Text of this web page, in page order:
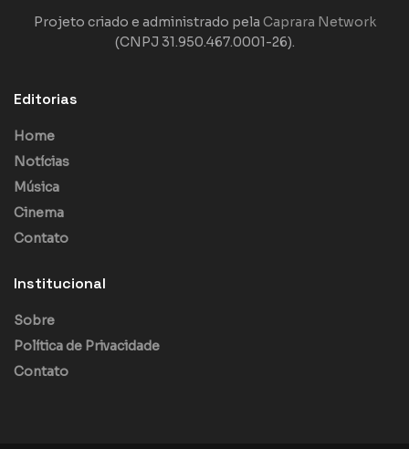
Projeto criado e administrado pela Caprara Network
(CNPJ 31.950.467.0001-26).
Editorias
Home
Notícias
Música
Cinema
Contato
Institucional
Sobre
Política de Privacidade
Contato